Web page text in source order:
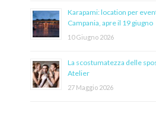
Karapami: location per
Campania, apre il 19 giugno
10 Giugno 2026
La scostumatezza delle
Atelier
27 Maggio 2026